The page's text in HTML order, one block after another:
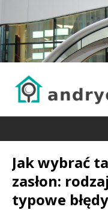
Jak wybrać
zasłon:
typowe